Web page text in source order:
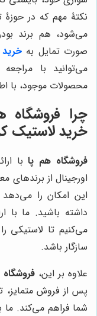
نکتۀ مهم که در
می‌شود، هم برند
صورت تمایل به خرید
می‌توانید با
محصولات موجود، با
چرا فروشگاه
خرید لاستیک
فروشگاه هم پابا
اورجینال از برندهای
این امکان را
داشته باشید. ما
می‌کنیم تا لاستیکی
سازگار باشد.
علاوه بر این،
پس از فروش
شما فراهم می‌کند. ما